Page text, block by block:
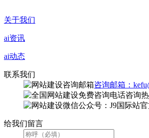
关于我们
ai资讯
ai动态
联系我们
咨询邮箱：
咨询
微信公众号：J9国际站
给我们留言